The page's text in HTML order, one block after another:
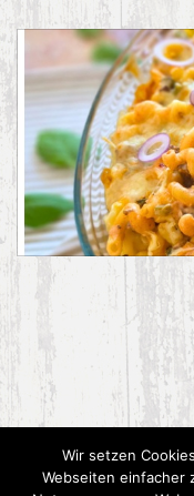
Wir setzen
Webseiten einfacher